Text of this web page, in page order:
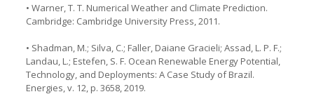
• Warner, T. T. Numerical Weather and Climate Prediction.
Cambridge: Cambridge University Press, 2011.
• Shadman, M.; Silva, C.; Faller, Daiane Gracieli; Assad, L. P. F.;
Landau, L.; Estefen, S. F. Ocean Renewable Energy Potential,
Technology, and Deployments: A Case Study of Brazil.
Energies, v. 12, p. 3658, 2019.